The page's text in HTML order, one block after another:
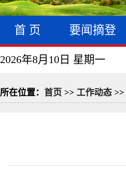
首 页 要闻摘登
2026年8月10日 星期一
所在位置： 首页 >> 工作动态 >>